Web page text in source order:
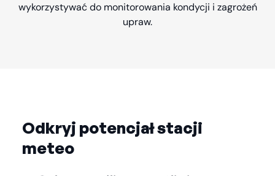
wykorzystywać do monitorowania kondycji i zagrożeń
upraw.
Odkryj potencjał stacji
meteo